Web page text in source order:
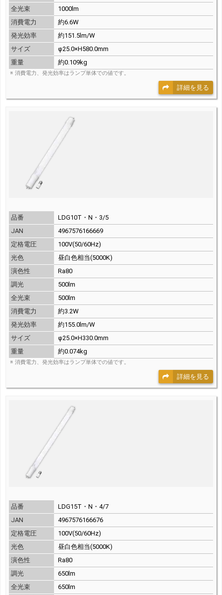
全光束
1000lm
消費電力
約6.6W
発光効率
約151.5lm/W
サイズ
φ25.0×H580.0mm
重量
約0.109kg
※ 消費電力、発光効率はランプ単体での値です。
詳細を見る
品番
LDG10T・N・3/5
JAN
4967576166669
定格電圧
100V(50/60Hz)
光色
昼白色相当(5000K)
演色性
Ra80
調光
500lm
全光束
500lm
消費電力
約3.2W
発光効率
約155.0lm/W
サイズ
φ25.0×H330.0mm
重量
約0.074kg
※ 消費電力、発光効率はランプ単体での値です。
詳細を見る
品番
LDG15T・N・4/7
JAN
4967576166676
定格電圧
100V(50/60Hz)
光色
昼白色相当(5000K)
演色性
Ra80
調光
650lm
全光束
650lm